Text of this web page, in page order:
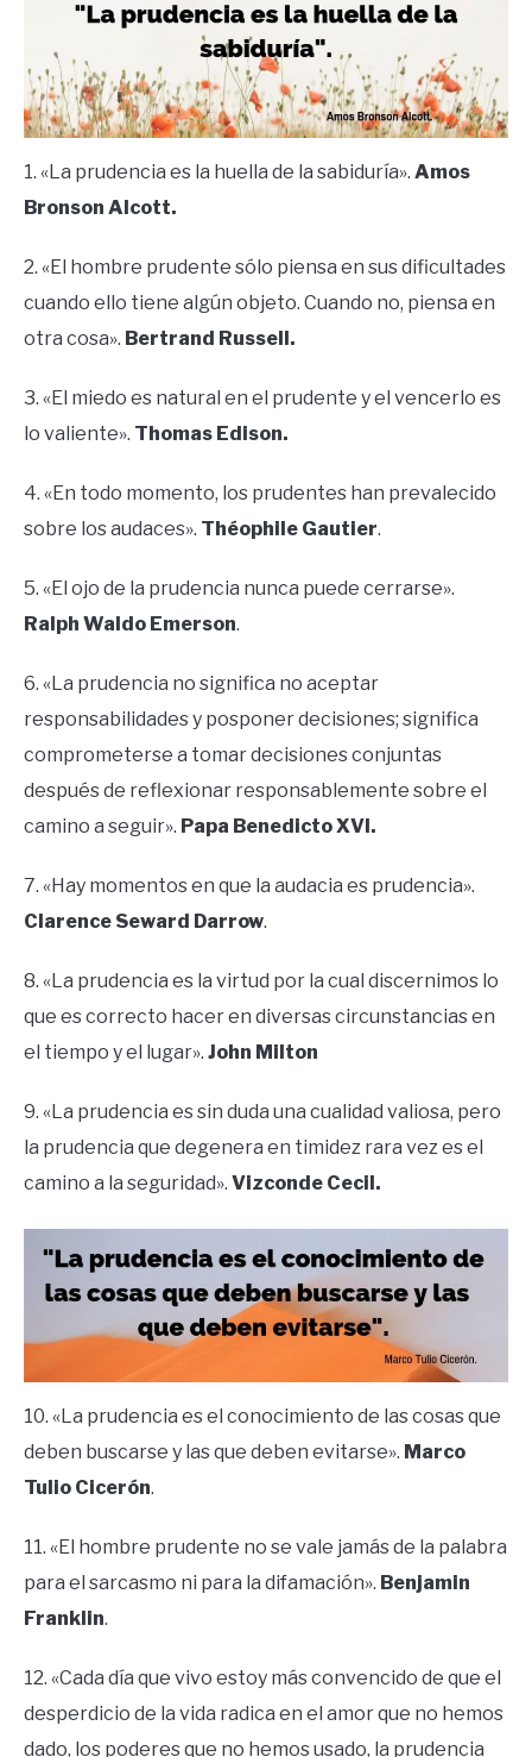
1. «La prudencia es la huella de la sabiduría». Amos
Bronson Alcott.
2. «El hombre prudente sólo piensa en sus dificultades
cuando ello tiene algún objeto. Cuando no, piensa en
otra cosa». Bertrand Russell.
3. «El miedo es natural en el prudente y el vencerlo es
lo valiente». Thomas Edison.
4. «En todo momento, los prudentes han prevalecido
sobre los audaces». Théophile Gautier.
5. «El ojo de la prudencia nunca puede cerrarse».
Ralph Waldo Emerson.
6. «La prudencia no significa no aceptar
responsabilidades y posponer decisiones; significa
comprometerse a tomar decisiones conjuntas
después de reflexionar responsablemente sobre el
camino a seguir». Papa Benedicto XVI.
7. «Hay momentos en que la audacia es prudencia».
Clarence Seward Darrow.
8. «La prudencia es la virtud por la cual discernimos lo
que es correcto hacer en diversas circunstancias en
el tiempo y el lugar». John Milton
9. «La prudencia es sin duda una cualidad valiosa, pero
la prudencia que degenera en timidez rara vez es el
camino a la seguridad». Vizconde Cecil.
10. «La prudencia es el conocimiento de las cosas que
deben buscarse y las que deben evitarse». Marco
Tulio Cicerón.
11. «El hombre prudente no se vale jamás de la palabra
para el sarcasmo ni para la difamación». Benjamin
Franklin.
12. «Cada día que vivo estoy más convencido de que el
desperdicio de la vida radica en el amor que no hemos
dado, los poderes que no hemos usado, la prudencia